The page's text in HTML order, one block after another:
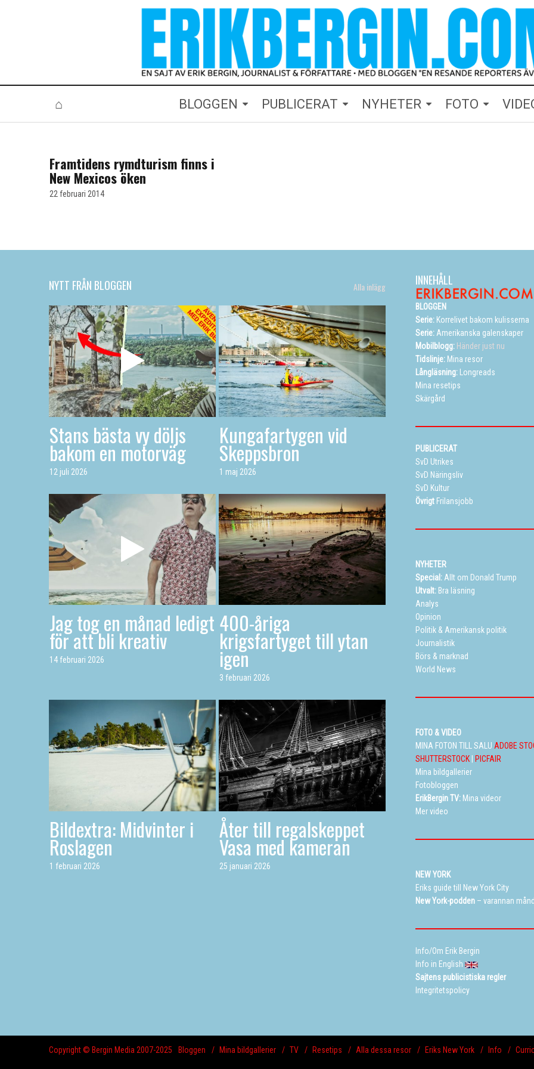
BLOGGEN PUBLICERAT NYHETER FOTO
⌂
Framtidens rymdturism finns i
New Mexicos öken
22 februari 2014
NYTT FRÅN BLOGGEN Alla inlägg
Stans bästa vy döljs
bakom en motorväg
12 juli 2026
Kungafartygen vid
Skeppsbron
1 maj 2026
Jag tog en månad ledigt
för att bli kreativ
14 februari 2026
400-åriga
krigsfartyget till ytan
igen
3 februari 2026
Bildextra: Midvinter i
Roslagen
1 februari 2026
Åter till regalskeppet
Vasa med kameran
25 januari 2026
INNEHÅLL
BLOGGEN
Serie: Korrelivet bakom kulisserna
Serie: Amerikanska galenskaper
Mobilblogg: Händer just nu
Tidslinje: Mina resor
Långläsning:
Longreads
Mina resetips
Skärgård
PUBLICERAT
SvD Utrikes
SvD Näringsliv
SvD Kultur
Övrigt Frilansjobb
NYHETER
Special: Allt om Donald Trump
Utvalt: Bra läsning
Analys
Opinion
Politik & Amerikansk politik
Journalistik
Börs & marknad
World News
FOTO & VIDEO
MINA FOTON TILL SALU ADOBE
SHUTTERSTOCK
PICFAIR
Mina bildgallerier
Fotobloggen
ErikBergin TV: Mina videor
Mer video
NEW YORK
Eriks guide till New York City
New York-podden – varannan
Info/Om Erik Bergin
Info in English
Sajtens publicistiska regler
Integritetspolicy
Copyright © Bergin Media 2007-2025 Bloggen Mina bildgallerier TV Resetips Alla dessa resor Eriks New York Info